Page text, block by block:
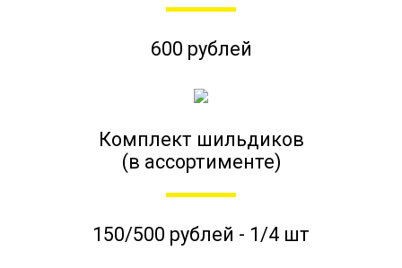
600 рублей
Комплект шильдиков
(в ассортименте)
150/500 рублей - 1/4 шт